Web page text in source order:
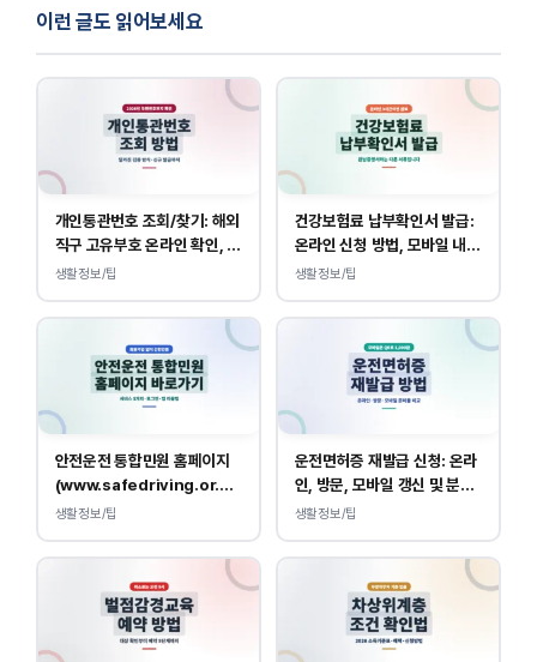
이런 글도 읽어보세요
개인통관번호 조회/찾기: 해외
직구 고유부호 온라인 확인, 발
급 방법
생활정보/팁
건강보험료 납부확인서 발급:
온라인 신청 방법, 모바일 내역
조회 안내
생활정보/팁
안전운전 통합민원 홈페이지
(www.safedriving.or.kr)
바로가기, 운전면허 민원 사이
생활정보/팁
운전면허증 재발급 신청: 온라
인, 방문, 모바일 갱신 및 분실
대응
생활정보/팁